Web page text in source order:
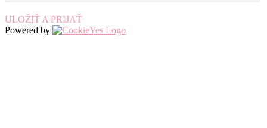
ULOŽIŤ A PRIJAŤ
Powered by